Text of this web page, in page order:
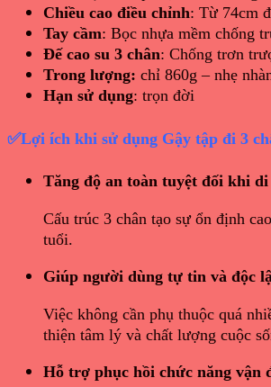
Chiều cao điều chỉnh: Từ 74cm
Tay cầm: Bọc nhựa mềm chống
Đế cao su 3 chân: Chống trơn
Trong lượng: chỉ 860g – nhẹ
Hạn sử dụng: trọn đời
✅Lợi ích khi sử dụng Gậy tập đi 3
Tăng độ an toàn tuyệt đối khi di
Cấu trúc 3 chân tạo sự ổn định
tuổi.
Giúp người dùng tự tin và độc
Việc không cần phụ thuộc quá
thiện tâm lý và chất lượng cuộc
Hỗ trợ phục hồi chức năng vận